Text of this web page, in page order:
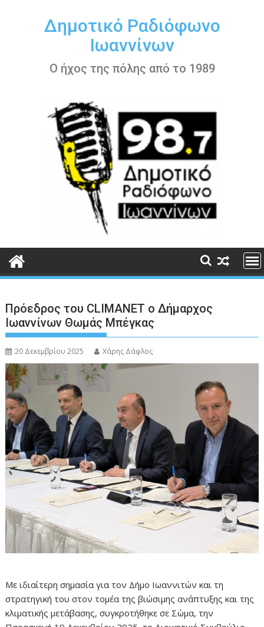
περιεχόμενοΔημοτικό Ραδιόφωνο
Ιωαννίνων
Ο ήχος της πόλης από το 1989
Πρόεδρος του CLIMANET ο Δήμαρχος
Ιωαννίνων Θωμάς Μπέγκας
20 Δεκεμβρίου 2025 Χάρης Δάφλος
Με ιδιαίτερη σημασία για τον Δήμο Ιωαννιτών και τη
στρατηγική του στον τομέα της βιώσιμης ανάπτυξης και της
κλιματικής μετάβασης, συγκροτήθηκε σε Σώμα, την